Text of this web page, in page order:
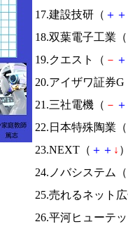
17.建設技研（ ＋ ＋
18.双葉電子工業（
19.クエスト（ － ＋
20.アイザワ証券G
21.三社電機（ － ＋
22.日本特殊陶業（
23.NEXT（ ＋ ＋ ↓
24.ノバシステム（
25.売れるネット
26.平河ヒューテ